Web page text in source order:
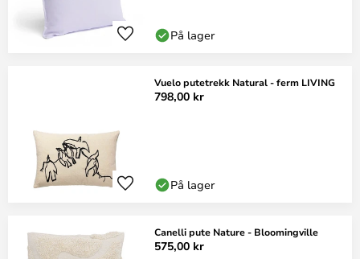
På lager
Vuelo putetrekk Natural - ferm LIVING
798,00 kr
På lager
Canelli pute Nature - Bloomingville
575,00 kr